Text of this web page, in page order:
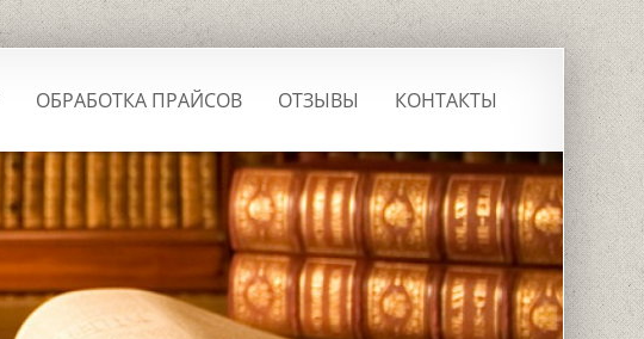
ОБРАБОТКА ПРАЙСОВ ОТЗЫВЫ КОНТАКТЫ